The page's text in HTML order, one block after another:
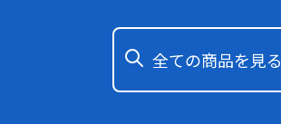
全ての商品を見る